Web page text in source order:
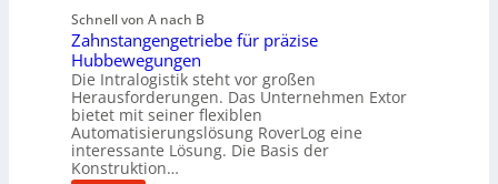
i
k
i
m
V
e
r
i
g
e
K
u
g
e
l
g
e
r
t
U
m
s
a
n
s
c
h
e
n
a
u
c
h
i
Schnell von A nach B
Zahnstangengetriebe für präzise
Hubbewegungen
Die Intralogistik steht vor großen
Herausforderungen. Das Unternehmen Extor
bietet mit seiner flexiblen
Automatisierungslösung RoverLog eine
interessante Lösung. Die Basis der
Konstruktion…